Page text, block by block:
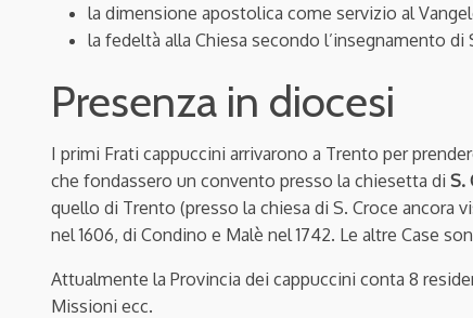
la dimensione apostolica come servizio al
la fedeltà alla Chiesa secondo l’insegnamento di
Presenza in diocesi
I primi Frati cappuccini arrivarono a Trento per
che fondassero un convento presso la chiesetta di S.
quello di Trento (presso la chiesa di S. Croce ancora
nel 1606, di Condino e Malè nel 1742. Le altre Case
Attualmente la Provincia dei cappuccini conta 8
Missioni ecc.